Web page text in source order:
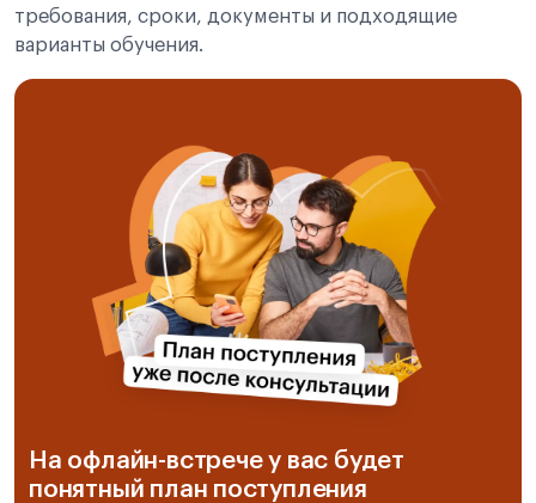
требования, сроки, документы и подходящие
варианты обучения.
На офлайн-встрече у вас будет
понятный план поступления